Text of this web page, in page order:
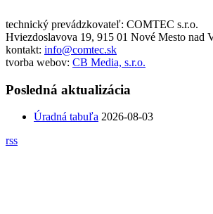
technický prevádzkovateľ: COMTEC s.r.o.
Hviezdoslavova 19, 915 01 Nové Mesto nad
kontakt: info@comtec.sk
tvorba webov: CB Media, s.r.o.
Posledná aktualizácia
Úradná tabuľa 2026-08-03
rss